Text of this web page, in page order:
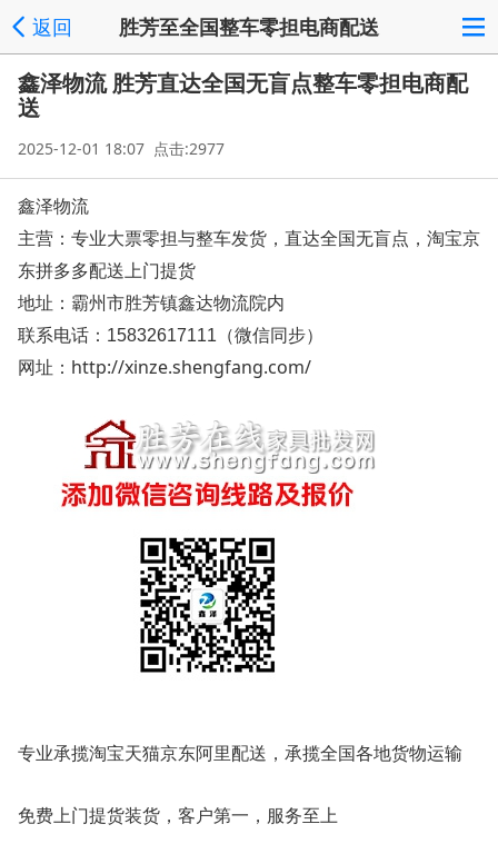
返回 胜芳至全国整车零担电商配送
鑫泽物流 胜芳直达全国无盲点整车零担电商配
送
2025-12-01 18:07 点击:2977
鑫泽物流
主营：专业大票零担与整车发货，直达全国无盲点，淘宝京
东拼多多配送上门提货
地址：霸州市胜芳镇鑫达物流院内
联系电话：15832617111（微信同步）
网址： http://xinze.shengfang.com/
专业承揽淘宝天猫京东阿里配送，承揽全国各地货物运输
免费上门提货装货，客户第一，服务至上